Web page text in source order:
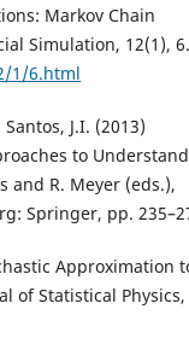
Markov Chain
Simulation, 12(1), 6.
1/6.html
J.I. (2013)
to
and R. Meyer (eds.),
Springer, pp.
Approximation
of Statistical Physics,